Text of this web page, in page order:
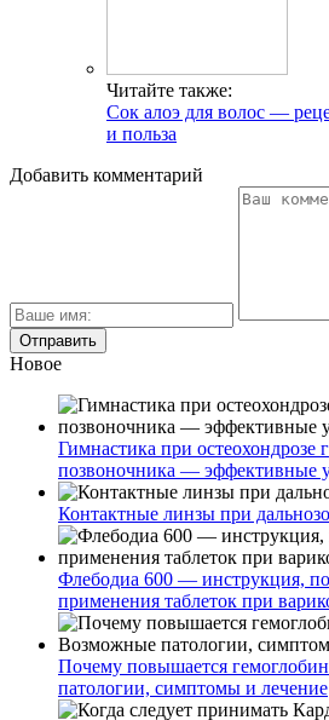
Читайте также:
Сок алоэ для волос —
и польза
Добавить комментарий
Новое
Гимнастика при остеохондрозе
позвоночника — эффективные
Контактные линзы при
Флебодиа 600 — инструкция,
применения таблеток при
Почему повышается
патологии, симптомы и лечение